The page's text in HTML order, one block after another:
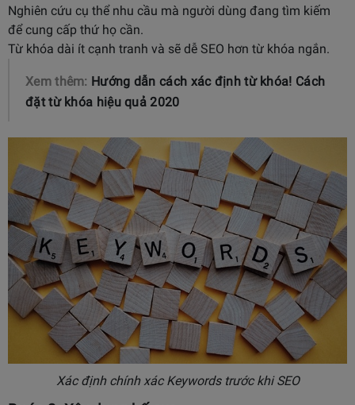
Nghiên cứu cụ thể nhu cầu mà người dùng đang tìm kiếm
để cung cấp thứ họ cần.
Từ khóa dài ít cạnh tranh và sẽ dễ SEO hơn từ khóa ngắn.
Xem thêm: Hướng dẫn cách xác định từ khóa! Cách
đặt từ khóa hiệu quả 2020
Xác định chính xác Keywords trước khi SEO